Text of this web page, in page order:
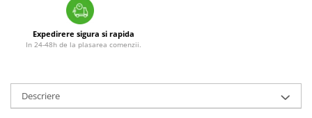
Expedirere sigura si rapida
In 24-48h de la plasarea comenzii.
Descriere